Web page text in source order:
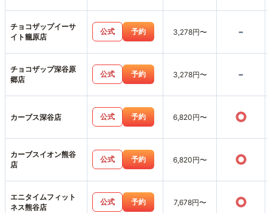
チョコザップイーサ
イト籠原店
公式 予約 3,278円〜 -
チョコザップ深谷原
郷店
公式 予約 3,278円〜 -
カーブス深谷店 公式 予約 6,820円〜 ○
カーブスイオン熊谷
店
公式 予約 6,820円〜 ○
エニタイムフィット
ネス熊谷店
公式 予約 7,678円〜 ○